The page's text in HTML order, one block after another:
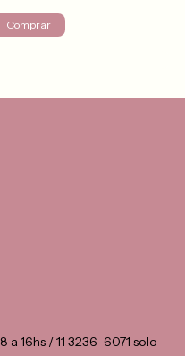
Comprar
a 16hs / 11 3236-6071 solo